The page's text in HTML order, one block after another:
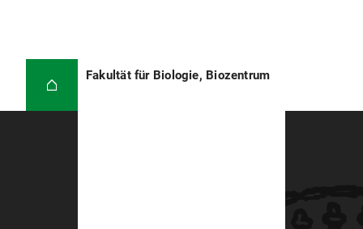
Fakultät für Biologie, Biozentrum